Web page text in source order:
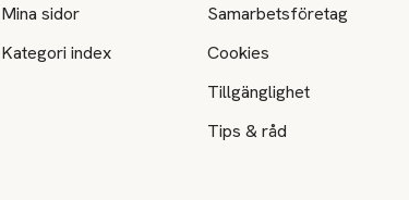
Mina sidor
Kategori index
Samarbetsföretag
Cookies
Tillgänglighet
Tips & råd